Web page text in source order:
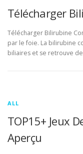
Télécharger
Télécharger Bilirubine
par le foie. La bilirubine
biliaires et se retrouve
ALL
TOP15+ Jeux
Aperçu